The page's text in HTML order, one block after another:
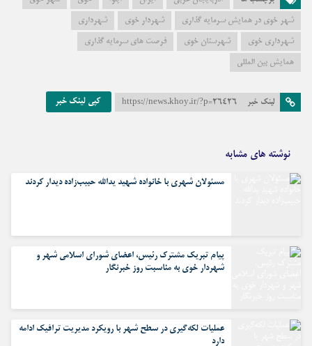
شهر خوی در همایش سرمایه گذاری شهردار خوی شهرداری
شهرداری خوی شهرستان خوی فرصت های سرمایه گذاری
همایش بین المللی
لینک خبر https://news.khoy.ir/?p=26426 کپی لینک خبر
نوشته های مشابه
مسئولان شهری با خانواده شهید یدالله حبیب‌زاده دیدار کردند
پیام تبریک مشترک رئیس، اعضای شورای اسلامی شهر و
شهردار خوی به مناسبت روز خبرنگار
عملیات لکه‌گیری در سطح شهر با رویکرد مدیریت ترافیک ادامه
دارد